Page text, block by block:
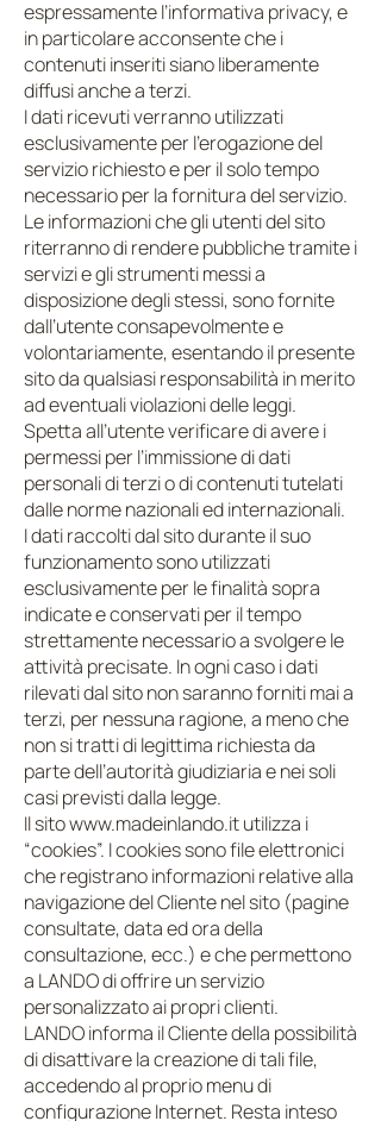
espressamente l’informativa privacy, e
in particolare acconsente che i
contenuti inseriti siano liberamente
diffusi anche a terzi.
I dati ricevuti verranno utilizzati
esclusivamente per l’erogazione del
servizio richiesto e per il solo tempo
necessario per la fornitura del servizio.
Le informazioni che gli utenti del sito
riterranno di rendere pubbliche tramite i
servizi e gli strumenti messi a
disposizione degli stessi, sono fornite
dall’utente consapevolmente e
volontariamente, esentando il presente
sito da qualsiasi responsabilità in merito
ad eventuali violazioni delle leggi.
Spetta all’utente verificare di avere i
permessi per l’immissione di dati
personali di terzi o di contenuti tutelati
dalle norme nazionali ed internazionali.
I dati raccolti dal sito durante il suo
funzionamento sono utilizzati
esclusivamente per le finalità sopra
indicate e conservati per il tempo
strettamente necessario a svolgere le
attività precisate. In ogni caso i dati
rilevati dal sito non saranno forniti mai a
terzi, per nessuna ragione, a meno che
non si tratti di legittima richiesta da
parte dell’autorità giudiziaria e nei soli
casi previsti dalla legge.
Il sito www.madeinlando.it utilizza i
“cookies”. I cookies sono file elettronici
che registrano informazioni relative alla
navigazione del Cliente nel sito (pagine
consultate, data ed ora della
consultazione, ecc.) e che permettono
a LANDO di offrire un servizio
personalizzato ai propri clienti.
LANDO informa il Cliente della possibilità
di disattivare la creazione di tali file,
accedendo al proprio menu di
configurazione Internet. Resta inteso